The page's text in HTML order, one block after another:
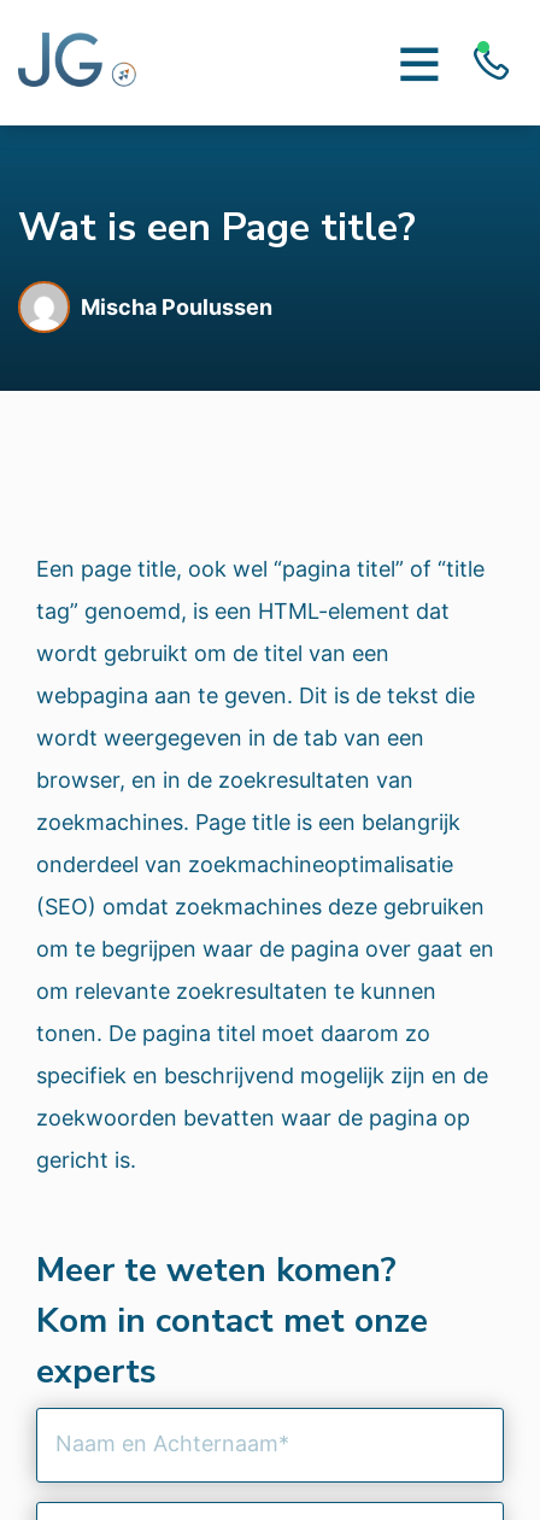
Wat is een Page title?
Mischa Poulussen
Een page title, ook wel “pagina titel” of “title
tag” genoemd, is een HTML-element dat
wordt gebruikt om de titel van een
webpagina aan te geven. Dit is de tekst die
wordt weergegeven in de tab van een
browser, en in de zoekresultaten van
zoekmachines. Page title is een belangrijk
onderdeel van zoekmachineoptimalisatie
(SEO) omdat zoekmachines deze gebruiken
om te begrijpen waar de pagina over gaat en
om relevante zoekresultaten te kunnen
tonen. De pagina titel moet daarom zo
specifiek en beschrijvend mogelijk zijn en de
zoekwoorden bevatten waar de pagina op
gericht is.
Meer te weten komen?
Kom in contact met onze
experts
en
Achternaam
(Vereist)